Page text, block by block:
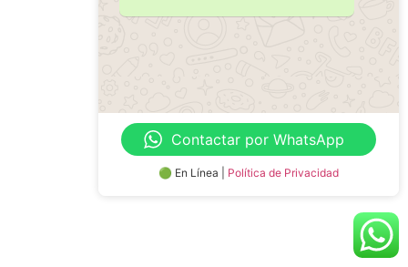
Contactar por WhatsApp
🟢 En Línea | Política de Privacidad